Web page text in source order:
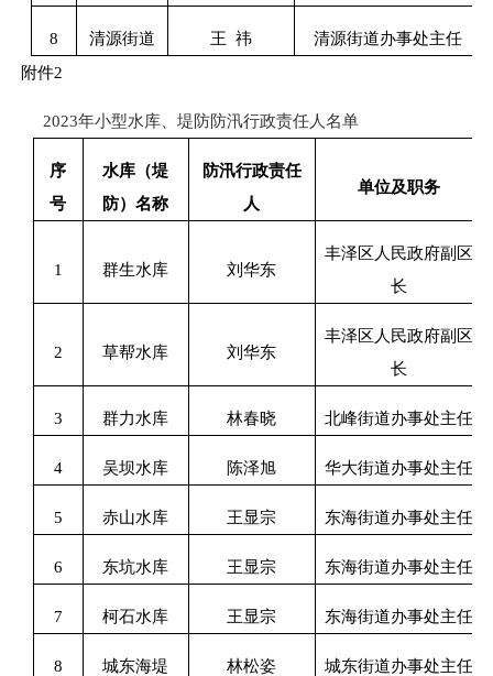
8 清源街道 王 祎
清源街道办事处主任
附件2
2023年小型水库、堤防防汛行政责任人名单
序
号
水库（堤
防）名称
防汛行政责任
人
单位及职务
1 群生水库 刘华东
丰泽区人民政府副区
长
2 草帮水库 刘华东
丰泽区人民政府副区
长
3 群力水库 林春晓 北峰街道办事处主任
4 吴坝水库 陈泽旭 华大街道办事处主任
5 赤山水库 王显宗 东海街道办事处主任
6 东坑水库 王显宗 东海街道办事处主任
7 柯石水库 王显宗 东海街道办事处主任
8 城东海堤 林松姿 城东街道办事处主任